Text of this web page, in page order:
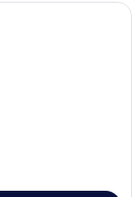
Raum mit